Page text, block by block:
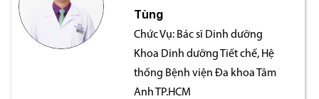
Tùng
Chức Vụ: Bác sĩ Dinh dưỡng
Khoa Dinh dưỡng Tiết chế, Hệ
thống Bệnh viện Đa khoa Tâm
Anh TP.HCM